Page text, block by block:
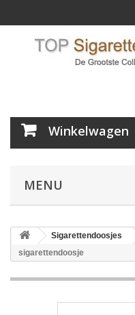
Winkelwagen
MENU
Sigarettendoosjes
sigarettendoosje